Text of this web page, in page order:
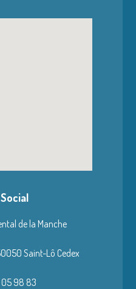
de la Manche
Saint-Lô Cedex
05 98 83